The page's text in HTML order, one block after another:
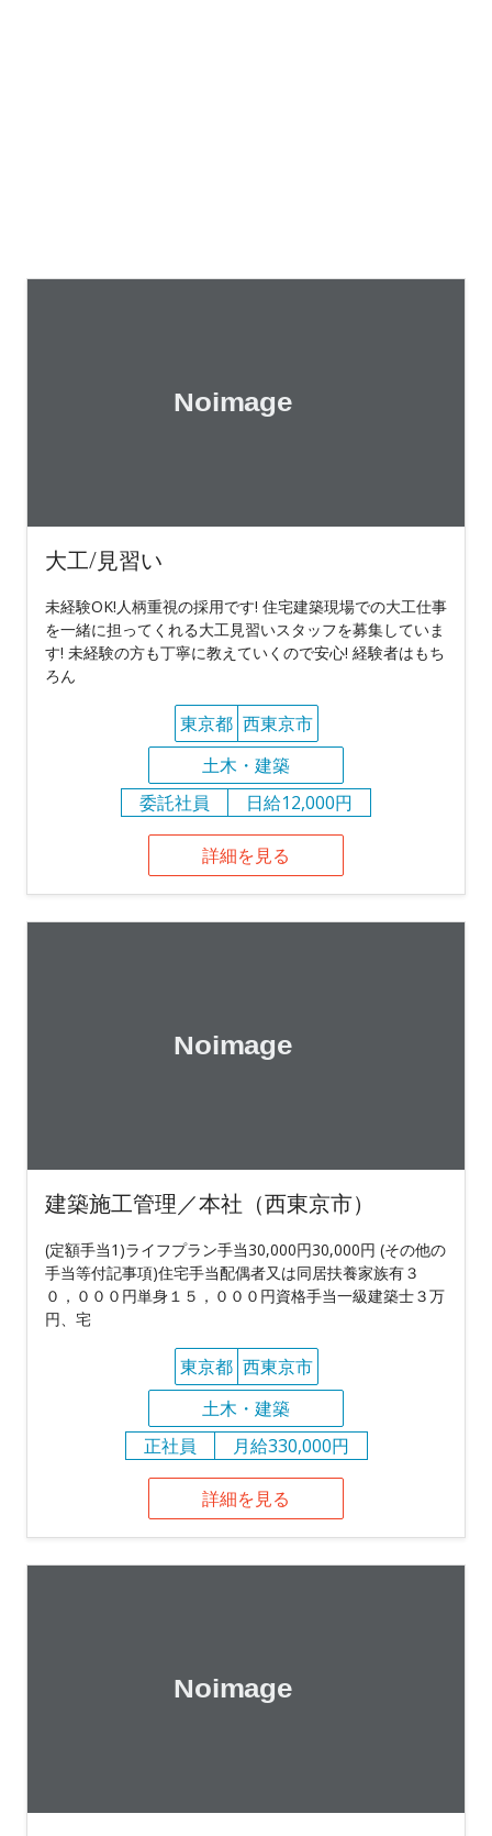
大工/見習い
未経験OK!人柄重視の採用です! 住宅建築現場での大工仕事
を一緒に担ってくれる大工見習いスタッフを募集していま
す! 未経験の方も丁寧に教えていくので安心! 経験者はもち
ろん
東京都 西東京市
土木・建築
委託社員
日給12,000円
詳細を見る
建築施工管理／本社（西東京市）
(定額手当1)ライフプラン手当30,000円30,000円 (その他の
手当等付記事項)住宅手当配偶者又は同居扶養家族有３
０，０００円単身１５，０００円資格手当一級建築士３万
円、宅
東京都 西東京市
土木・建築
正社員
月給330,000円
詳細を見る